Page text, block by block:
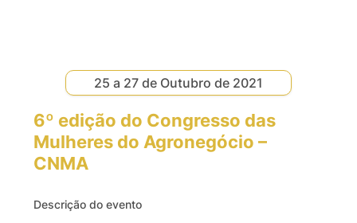
25 a 27 de Outubro de 2021
6º edição do Congresso das
Mulheres do Agronegócio –
CNMA
Descrição do evento